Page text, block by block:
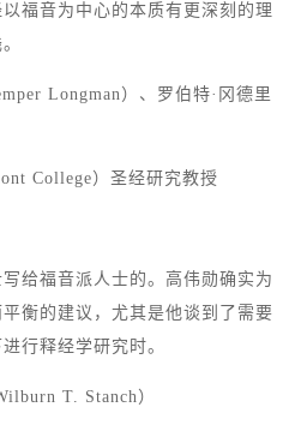
福音为中心的本质有更深刻的理
Longman）、罗伯特·冈德里
College）圣经研究教授
给福音派人士的。高伟勋确实为
衡的建议，尤其是他谈到了需要
行释经学研究时。
T. Stanch）